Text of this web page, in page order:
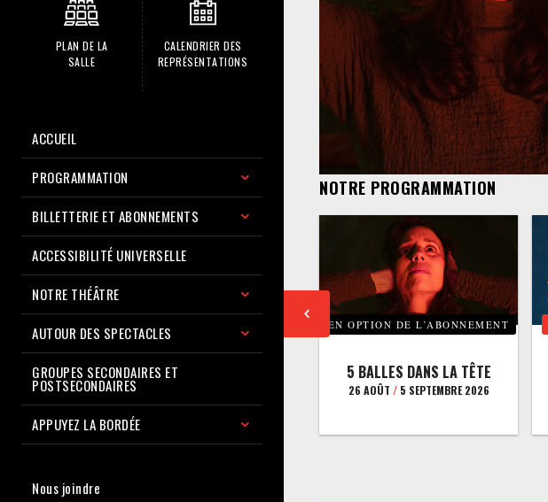
PLAN DE LA
SALLE
CALENDRIER DES
REPRÉSENTATIONS
ACCUEIL
PROGRAMMATION
BILLETTERIE ET ABONNEMENTS
ACCESSIBILITÉ UNIVERSELLE
NOTRE THÉÂTRE
AUTOUR DES SPECTACLES
GROUPES SECONDAIRES ET
POSTSECONDAIRES
APPUYEZ LA BORDÉE
Nous joindre
NOTRE PROGRAMMATION
EN OPTION DE L’ABONNEMENT
5 BALLES DANS LA TÊTE
26 AOÛT /5 SEPTEMBRE 2026